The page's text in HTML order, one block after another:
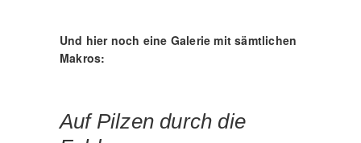
Und hier noch eine Galerie mit sämtlichen
Makros:
Auf Pilzen durch die